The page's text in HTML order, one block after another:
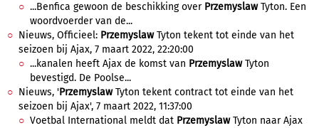
...Benfica gewoon de beschikking over PrzemyslawTyton. Een
woordvoerder van de...
Nieuws, Officieel: PrzemyslawTyton tekent tot einde van het
seizoen bij Ajax, 7 maart 2022, 22:20:00
...kanalen heeft Ajax de komst van PrzemyslawTyton
bevestigd. De Poolse...
Nieuws, 'PrzemyslawTyton tekent contract tot einde van het
seizoen bij Ajax', 7 maart 2022, 11:37:00
Voetbal International meldt dat PrzemyslawTyton naar Ajax